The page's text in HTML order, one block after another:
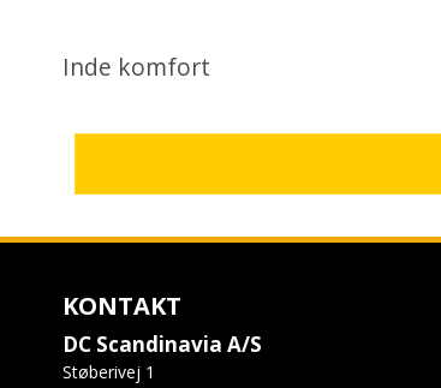
Inde komfort
KONTAKT
DC Scandinavia A/S
Støberivej 1